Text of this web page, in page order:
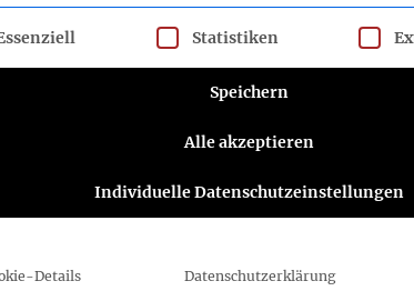
e.V. Folgen Sie dem DRSC
DRSC-Newsletter abonnieren
Bitte wählen Sie aus, wie Sie von uns hören
auf den Link in der Fußzeile unserer E-Mails
eine Liste der Service-Gruppen, für die eine
Statistiken
Speichern
Alle akzeptieren
Individuelle Datenschutzeinstellungen
Details Datenschutzerklärung